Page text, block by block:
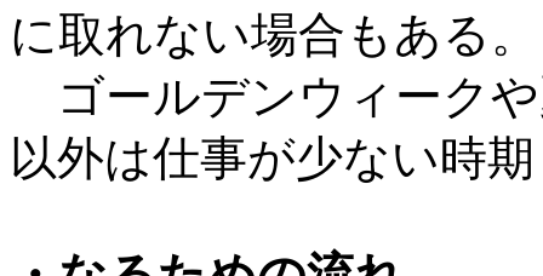
に取れない場合もある。
ゴールデンウィーク
以外は仕事が少ない時